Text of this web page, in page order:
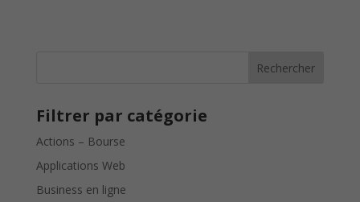
Rechercher
Filtrer par catégorie
Actions – Bourse
Applications Web
Business en ligne